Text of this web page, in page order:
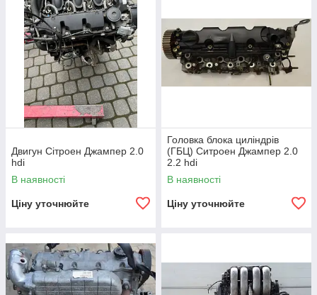
Двигун Сітроен Джампер 2.0
hdi
В наявності
Ціну уточнюйте
Головка блока циліндрів
(ГБЦ) Ситроен Джампер 2.0
2.2 hdi
В наявності
Ціну уточнюйте